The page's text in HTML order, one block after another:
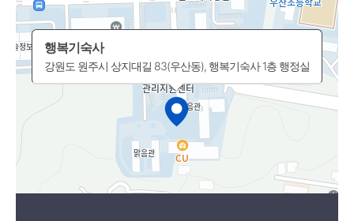
행복기숙사
강원도 원주시 상지대길 83(우산동), 행복기숙사 1층 행정실